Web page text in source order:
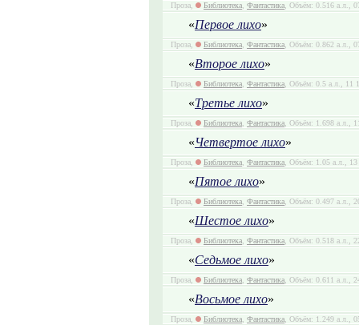
Проза, Библиотека, Фантастика, Объём: 0.516 а.л.,
«Первое лихо»
Проза, Библиотека, Фантастика, Объём: 0.862 а.л.,
«Второе лихо»
Проза, Библиотека, Фантастика, Объём: 0.5 а.л., 11
«Третье лихо»
Проза, Библиотека, Фантастика, Объём: 1.698 а.л.,
«Четвертое лихо»
Проза, Библиотека, Фантастика, Объём: 1.05 а.л., 13
«Пятое лихо»
Проза, Библиотека, Фантастика, Объём: 0.497 а.л.,
«Шестое лихо»
Проза, Библиотека, Фантастика, Объём: 0.518 а.л.,
«Седьмое лихо»
Проза, Библиотека, Фантастика, Объём: 0.611 а.л.,
«Восьмое лихо»
Проза, Библиотека, Фантастика, Объём: 1.249 а.л.,